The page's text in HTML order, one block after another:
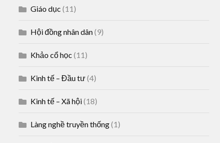
Giáo dục (11)
Hội đồng nhân dân(9)
Khảo cổ học (11)
Kinh tế – Đầu tư(4)
Kinh tế – Xã hội(18)
Làng nghề truyền thống(1)